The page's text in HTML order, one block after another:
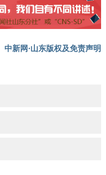
中新网·山东版权及免责声明